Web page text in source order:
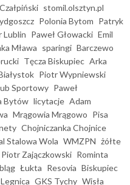
stomil.olsztyn.pl
Polonia Bytom Patryk
Lublin Paweł Głowacki Emil
Mława sparingi Barczewo
Tęcza Biskupiec Arka
Piotr Wypniewski
Sportowy Paweł
Bytów licytacje Adam
Mrągowia Mrągowo Pisa
Chojniczanka Chojnice
Stalowa Wola WMZPN żółte
Piotr Zajączkowski Rominta
Łukta Resovia Biskupiec
GKS Tychy Wisła